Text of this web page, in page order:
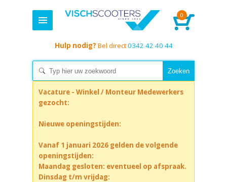
0
Hulp nodig? Bel direct0342 42 40 44
Vacature - Winkel / Monteur Medewerkers
gezocht:
Nieuwe openingstijden:
Vanaf 1 januari 2026 gelden de volgende
openingstijden:
Maandag gesloten: eventueel op afspraak.
Dinsdag t/m vrijdag: